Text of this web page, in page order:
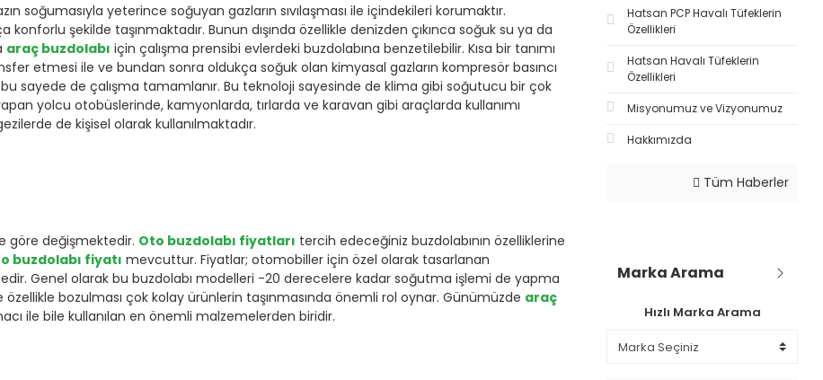
soğumasıyla yeterince soğuyan gazların sıvılaşması ile içindekileri korumaktır.
şekilde taşınmaktadır. Bunun dışında özellikle denizden çıkınca soğuk su ya da
araç buzdolabı için çalışma prensibi evlerdeki buzdolabına benzetilebilir. Kısa bir tanımı
etmesi ile ve bundan sonra oldukça soğuk olan kimyasal gazların kompresör basıncı
bu sayede de çalışma tamamlanır. Bu teknoloji sayesinde de klima gibi soğutucu bir çok
yolcu otobüslerinde, kamyonlarda, tırlarda ve karavan gibi araçlarda kullanımı
de kişisel olarak kullanılmaktadır.
göre değişmektedir. Oto buzdolabı fiyatları tercih edeceğiniz buzdolabının özelliklerine
buzdolabı fiyatı mevcuttur. Fiyatlar; otomobiller için özel olarak tasarlanan
Genel olarak bu buzdolabı modelleri -20 derecelere kadar soğutma işlemi de yapma
özellikle bozulması çok kolay ürünlerin taşınmasında önemli rol oynar. Günümüzde araç
ile bile kullanılan en önemli malzemelerden biridir.
Hatsan PCP Havalı Tüfeklerin
Özellikleri
Hatsan Havalı Tüfeklerin
Özellikleri
Misyonumuz ve Vizyonumuz
Hakkımızda
Tüm Haberler
Marka Arama
Hızlı Marka Arama